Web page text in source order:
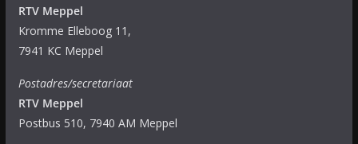
RTV Meppel
Kromme Elleboog 11,
7941 KC Meppel
Postadres/secretariaat
RTV Meppel
Postbus 510, 7940 AM Meppel